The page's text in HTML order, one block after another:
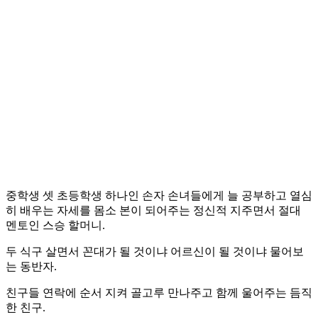
중학생 셋 초등학생 하나인 손자 손녀들에게 늘 공부하고 열심
히 배우는 자세를 몸소 본이 되어주는 정신적 지주면서 절대
멘토인 스승 할머니.
두 식구 살면서 꼰대가 될 것이냐 어르신이 될 것이냐 물어보
는 동반자.
친구들 연락에 순서 지켜 골고루 만나주고 함께 울어주는 듬직
한 친구.